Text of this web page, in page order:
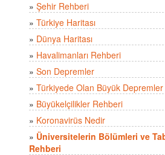
» Şehir Rehberi
» Türkiye Haritası
» Dünya Haritası
» Havalimanları Rehberi
» Son Depremler
» Türkiyede Olan Büyük Depremler
» Büyükelçilikler Rehberi
» Koronavirüs Nedir
» Üniversitelerin Bölümleri ve
Rehberi